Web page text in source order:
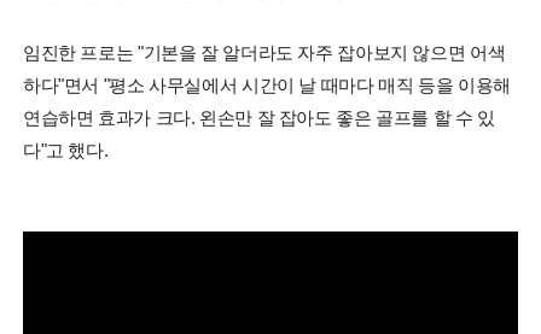
임진한 프로는 "기본을 잘 알더라도 자주 잡아보지 않으면 어색
하다"면서 "평소 사무실에서 시간이 날 때마다 매직 등을 이용해
연습하면 효과가 크다. 왼손만 잘 잡아도 좋은 골프를 할 수 있
다"고 했다.